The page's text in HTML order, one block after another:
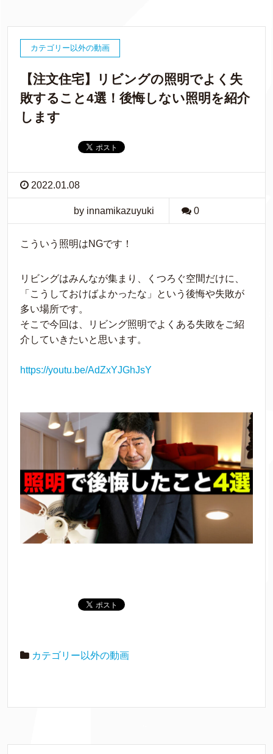
カテゴリー以外の動画
【注文住宅】リビングの照明でよく失
敗すること4選！後悔しない照明を紹介
します
2022.01.08
by innamikazuyuki 0
こういう照明はNGです！
リビングはみんなが集まり、くつろぐ空間だけに、
「こうしておけばよかったな」という後悔や失敗が
多い場所です。
そこで今回は、リビング照明でよくある失敗をご紹
介していきたいと思います。
https://youtu.be/AdZxYJGhJsY
カテゴリー以外の動画